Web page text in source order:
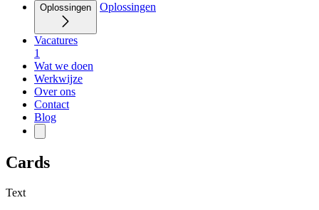
Oplossingen Oplossingen
Vacatures
1
Wat we doen
Werkwijze
Over ons
Contact
Blog
Cards
Text